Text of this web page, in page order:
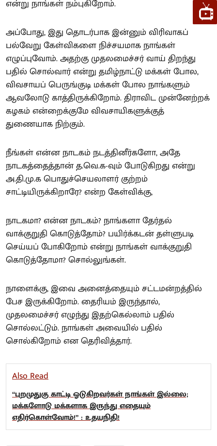
என்று நாங்கள் நம்புகிறோம்.
அப்போது, இது தொடர்பாக இன்னும் விரிவாகப்
பல்வேறு கேள்விகளை நிச்சயமாக நாங்கள்
எழுப்புவோம். அதற்கு முதலமைச்சர் வாய் திறந்து
பதில் சொல்வார் என்று தமிழ்நாட்டு மக்கள் போல,
விவசாயப் பெருங்குடி மக்கள் போல நாங்களும்
ஆவலோடு காத்திருக்கிறோம். திராவிட முன்னேற்றக்
கழகம் என்றைக்குமே விவசாயிகளுக்குத்
துணையாக நிற்கும்.
நீங்கள் என்ன நாடகம் நடத்தினீர்களோ, அதே
நாடகத்தைத்தான் த.வெ.க-வும் போடுகிறது என்று
அ.தி.மு.க பொதுச்செயலாளர் குற்றம்
சாட்டியிருக்கிறாரே? என்ற கேள்விக்கு,
நாடகமா? என்ன நாடகம்? நாங்களா தேர்தல்
வாக்குறுதி கொடுத்தோம்? பயிர்க்கடன் தள்ளுபடி
செய்யப் போகிறோம் என்று நாங்கள் வாக்குறுதி
கொடுத்தோமா? சொல்லுங்கள்.
நாளைக்கு, இவை அனைத்தையும் சட்டமன்றத்தில்
பேச இருக்கிறோம். தைரியம் இருந்தால்,
முதலமைச்சர் எழுந்து இதற்கெல்லாம் பதில்
சொல்லட்டும். நாங்கள் அவையில் பதில்
சொல்கிறோம் என தெரிவித்தார்.
Also Read
“புறமுதுகு காட்டி ஓடுகிறவர்கள் நாங்கள் இல்லை;
மக்களோடு மக்களாக இருந்து எதையும்
எதிர்கொள்வோம்!” : உதயநிதி!